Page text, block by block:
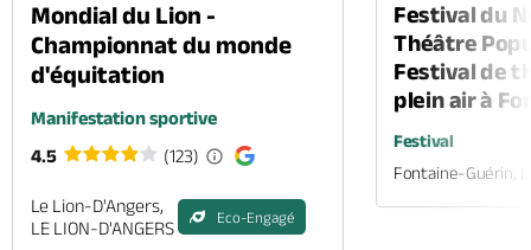
Mondial du Lion -
Championnat du monde
d'équitation
Manifestation sportive
4.5
(123)
Le Lion-D'Angers,
LE LION-D'ANGERS
Eco-Engagé
Festival du
Théâtre
Festival de
plein air à
Festival
Fontaine-Guérin,